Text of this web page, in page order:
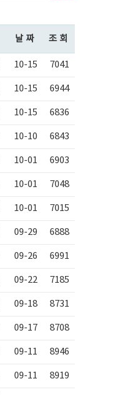
날짜 조회
10-15 7041
10-15 6944
10-15 6836
10-10 6843
10-01 6903
10-01 7048
10-01 7015
09-29 6888
09-26 6991
09-22 7185
09-18 8731
09-17 8708
09-11 8946
09-11 8919